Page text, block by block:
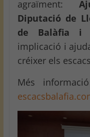
agraïment:
Diputació de
de Balàfia i
implicació i
créixer els
Més